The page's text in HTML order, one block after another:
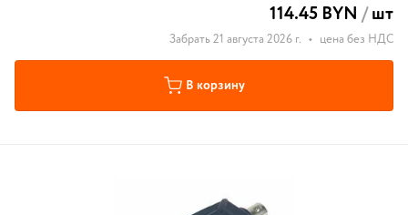
114.45 BYN /шт
Забрать 21 августа 2026 г. • цена без НДС
В корзину